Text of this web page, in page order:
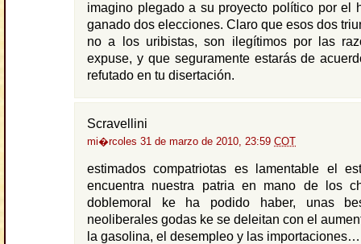
imagino plegado a su proyecto político por el
ganado dos elecciones. Claro que esos dos
no a los uribistas, son ilegítimos por las
expuse, y que seguramente estarás de
refutado en tu disertación.
Scravellini
mi�rcoles 31 de marzo de 2010, 23:59 COT
estimados compatriotas es lamentable el
encuentra nuestra patria en mano de los
doblemoral ke ha podido haber, unas
neoliberales godas ke se deleitan con el
la gasolina, el desempleo y las importaciones…